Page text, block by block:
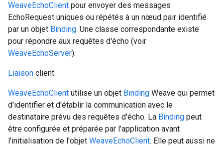
WeaveEchoClient pour envoyer des messages
EchoRequest uniques ou répétés à un nœud pair identifié
par un objet Binding. Une classe correspondante existe
pour répondre aux requêtes d'écho (voir
WeaveEchoServer).
Liaison client
WeaveEchoClient utilise un objet Binding Weave qui permet
d'identifier et d'établir la communication avec le
destinataire prévu des requêtes d'écho. La Binding peut
être configurée et préparée par l'application avant
l'initialisation de l'objet WeaveEchoClient. Elle peut aussi ne